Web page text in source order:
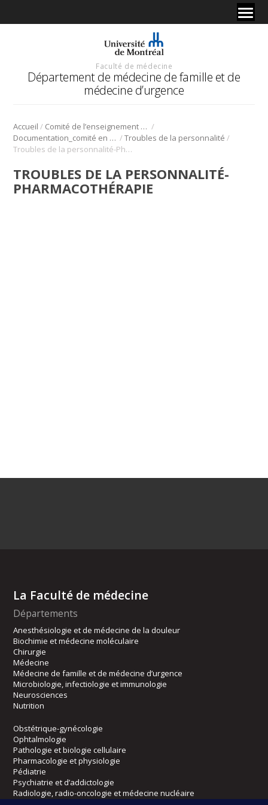
Faculté de médecine
Département de médecine de famille et de
médecine d’urgence
Accueil / Comité de l’enseignement en santé mentale /
Documentation_comité en santé mentale /Troubles de la personnalité /
Troubles de la personnalité-Pharmacothérapie
TROUBLES DE LA PERSONNALITÉ-
PHARMACOTHÉRAPIE
La Faculté de médecine
Départements
Anesthésiologie et de médecine de la douleur
Biochimie et médecine moléculaire
Chirurgie
Médecine
Médecine de famille et de médecine d’urgence
Microbiologie, infectiologie et immunologie
Neurosciences
Nutrition
Obstétrique-gynécologie
Ophtalmologie
Pathologie et biologie cellulaire
Pharmacologie et physiologie
Pédiatrie
Psychiatrie et d’addictologie
Radiologie, radio-oncologie et médecine nucléaire